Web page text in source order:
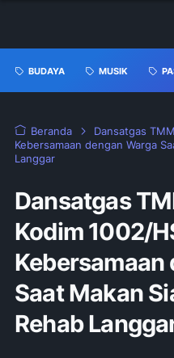
BUDAYA MUSIK
Beranda
Dansatgas
Kebersamaan dengan Warga
Langgar
Dansatgas
Kodim 1002/
Kebersamaan
Saat Makan
Rehab